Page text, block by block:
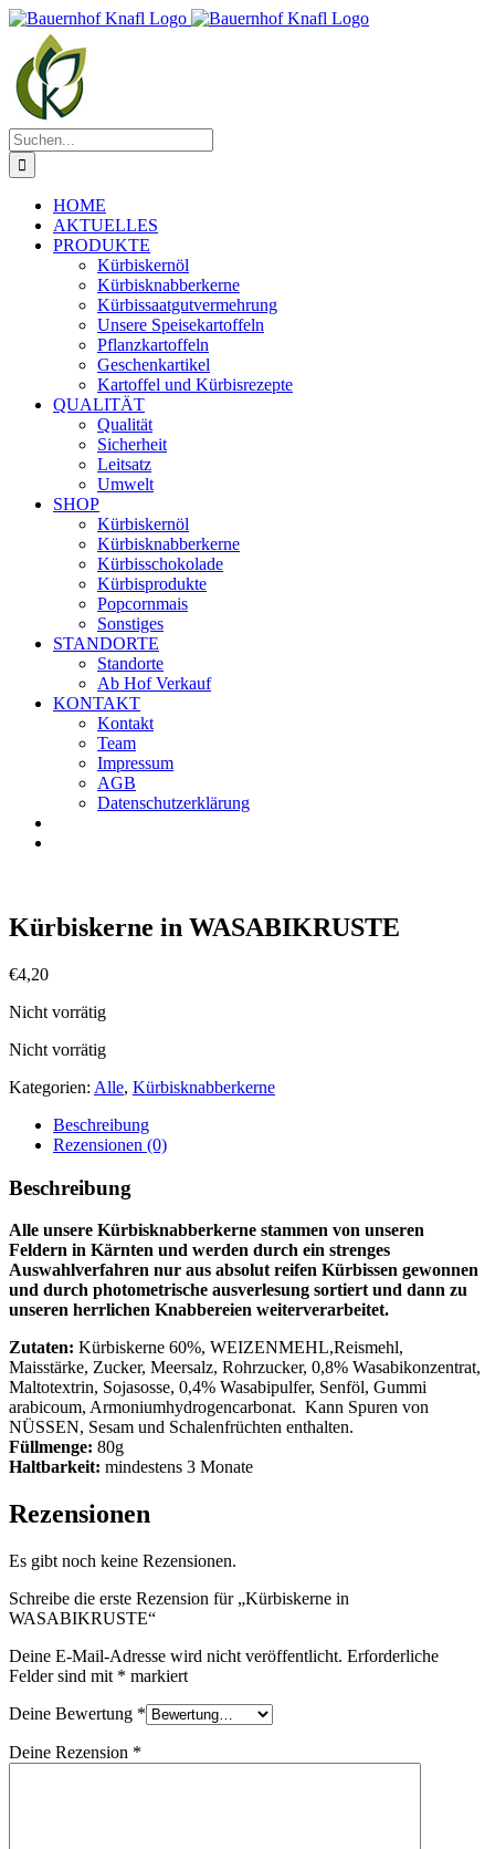
Zum
Inhalt
springen
Suche
nach:
HOME
AKTUELLES
PRODUKTE
Kürbiskernöl
Kürbisknabberkerne
Kürbissaatgutvermehrung
Unsere Speisekartoffeln
Pflanzkartoffeln
Geschenkartikel
Kartoffel und Kürbisrezepte
QUALITÄT
Qualität
Sicherheit
Leitsatz
Umwelt
SHOP
Kürbiskernöl
Kürbisknabberkerne
Kürbisschokolade
Kürbisprodukte
Popcornmais
Sonstiges
STANDORTE
Standorte
Ab Hof Verkauf
KONTAKT
Kontakt
Team
Impressum
AGB
Datenschutzerklärung
Kürbiskerne in WASABIKRUSTE
€4,20
Nicht vorrätig
Nicht vorrätig
Kategorien: Alle, Kürbisknabberkerne
Beschreibung
Rezensionen (0)
Beschreibung
Alle unsere Kürbisknabberkerne stammen von unseren
Feldern in Kärnten und werden durch ein strenges
Auswahlverfahren nur aus absolut reifen Kürbissen gewonnen
und durch photometrische ausverlesung sortiert und dann zu
unseren herrlichen Knabbereien weiterverarbeitet.
Zutaten: Kürbiskerne 60%, WEIZENMEHL,Reismehl,
Maisstärke, Zucker, Meersalz, Rohrzucker, 0,8% Wasabikonzentrat,
Maltotextrin, Sojasosse, 0,4% Wasabipulfer, Senföl, Gummi
arabicoum, Armoniumhydrogencarbonat. Kann Spuren von
NÜSSEN, Sesam und Schalenfrüchten enthalten.
Füllmenge: 80g
Haltbarkeit: mindestens 3 Monate
Rezensionen
Es gibt noch keine Rezensionen.
Schreibe die erste Rezension für „Kürbiskerne in
WASABIKRUSTE“
Deine E-Mail-Adresse wird nicht veröffentlicht. Erforderliche
Felder sind mit * markiert
Deine Bewertung *
Deine Rezension *